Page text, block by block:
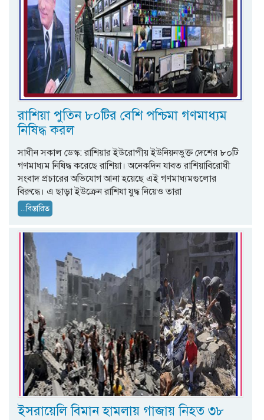
রাশিয়া পুতিন ৮০টির বেশি পশ্চিমা গণমাধ্যম
নিষিদ্ধ করল
সাধীন সকাল ডেস্ক: রাশিয়ার ইউরোপীয় ইউনিয়নভুক্ত দেশের ৮০টি
গণমাধ্যম নিষিদ্ধ করেছে রাশিয়া। অনেকদিন যাবত রাশিয়াবিরোধী
সংবাদ প্রচারের অভিযোগ আনা হয়েছে এই গণমাধ্যমগুলোর
বিরুদ্ধে। এ ছাড়া ইউক্রেন রাশিযা যুদ্ধ নিয়েও তারা
...বিস্তারিত
ইসরায়েলি বিমান হামলায় গাজায় নিহত ৩৮